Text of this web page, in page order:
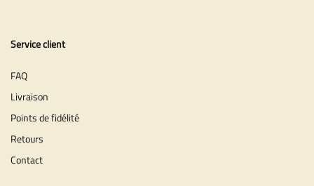
Service client
FAQ
Livraison
Points de fidélité
Retours
Contact